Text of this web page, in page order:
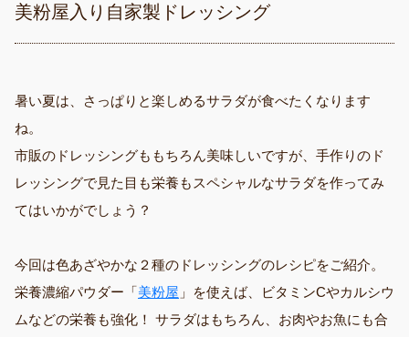
美粉屋入り自家製ドレッシング
暑い夏は、さっぱりと楽しめるサラダが食べたくなります
ね。
市販のドレッシングももちろん美味しいですが、手作りのド
レッシングで見た目も栄養もスペシャルなサラダを作ってみ
てはいかがでしょう？
今回は色あざやかな２種のドレッシングのレシピをご紹介。
栄養濃縮パウダー「美粉屋 」を使えば、ビタミンCやカルシウ
ムなどの栄養も強化！ サラダはもちろん、お肉やお魚にも合